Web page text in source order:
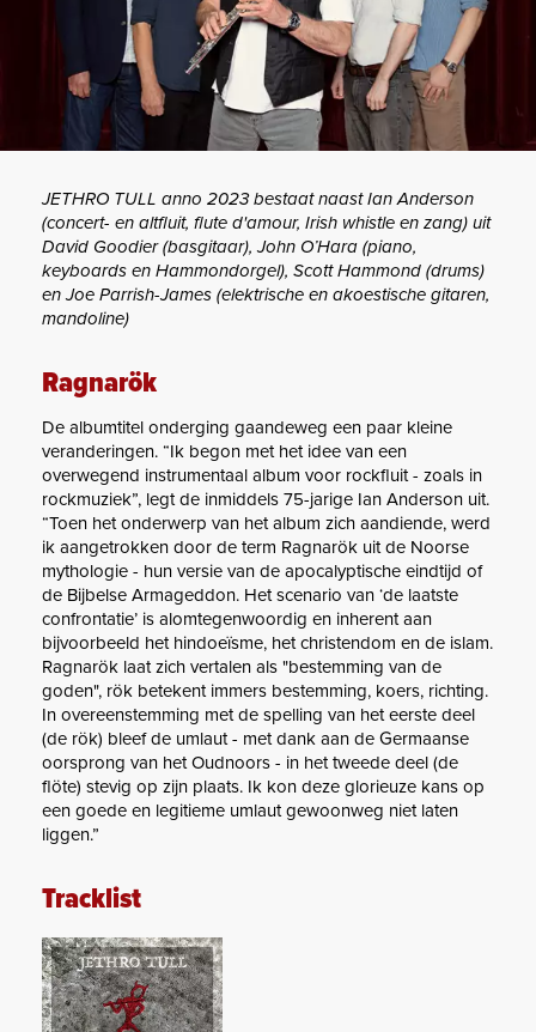
JETHRO TULL anno 2023 bestaat naast Ian Anderson
(concert- en altfluit, flute d'amour, Irish whistle en zang) uit
David Goodier (basgitaar), John O’Hara (piano,
keyboards en Hammondorgel), Scott Hammond (drums)
en Joe Parrish-James (elektrische en akoestische gitaren,
mandoline)
Ragnarök
De albumtitel onderging gaandeweg een paar kleine
veranderingen. “Ik begon met het idee van een
overwegend instrumentaal album voor rockfluit - zoals in
rockmuziek”, legt de inmiddels 75-jarige Ian Anderson uit.
“Toen het onderwerp van het album zich aandiende, werd
ik aangetrokken door de term Ragnarök uit de Noorse
mythologie - hun versie van de apocalyptische eindtijd of
de Bijbelse Armageddon. Het scenario van ‘de laatste
confrontatie’ is alomtegenwoordig en inherent aan
bijvoorbeeld het hindoeïsme, het christendom en de islam.
Ragnarök laat zich vertalen als "bestemming van de
goden", rök betekent immers bestemming, koers, richting.
In overeenstemming met de spelling van het eerste deel
(de rök) bleef de umlaut - met dank aan de Germaanse
oorsprong van het Oudnoors - in het tweede deel (de
flöte) stevig op zijn plaats. Ik kon deze glorieuze kans op
een goede en legitieme umlaut gewoonweg niet laten
liggen.”
Tracklist